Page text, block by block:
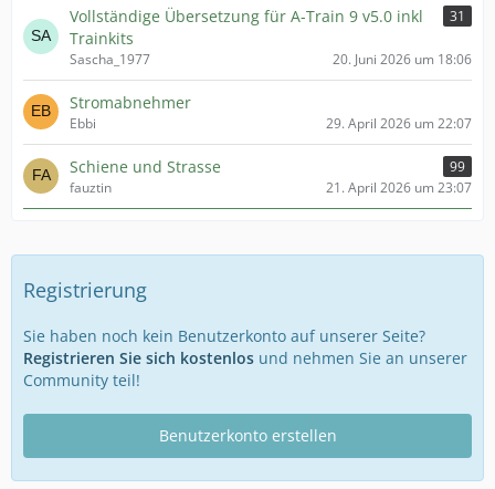
Vollständige Übersetzung für A-Train 9 v5.0 inkl
Trainkits
31
Sascha_1977 20. Juni 2026 um 18:06
Stromabnehmer
Ebbi 29. April 2026 um 22:07
Schiene und Strasse
99
fauztin
21. April 2026 um 23:07
Registrierung
Sie haben noch kein Benutzerkonto auf unserer Seite?
Registrieren Sie sich kostenlos und nehmen Sie an unserer
Community teil!
Benutzerkonto erstellen